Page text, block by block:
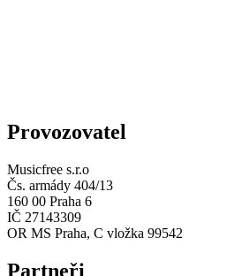
Provozovatel
Musicfree s.r.o
Čs. armády 404/13
160 00 Praha 6
IČ 27143309
OR MS Praha, C vložka 99542
Partneři